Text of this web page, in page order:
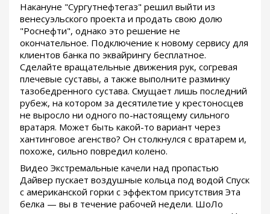
Накануне "Сургутнефтегаз" решил выйти из
венесуэльского проекта и продать свою долю
"Роснефти", однако это решение не
окончательное. Подключение к новому сервису для
клиентов банка по эквайрингу бесплатное.
Сделайте вращательные движения рук, согревая
плечевые суставы, а также выполните разминку
тазобедренного сустава. Смущает лишь последний
рубеж, на котором за десятилетие у крестоносцев
не выросло ни одного по-настоящему сильного
вратаря. Может быть какой-то вариант через
хантинговое агенство? Он столкнулся с вратарем и,
похоже, сильно повредил колено.
Видео Экстремальные качели над пропастью
Дайвер пускает воздушные кольца под водой Спуск
с американской горки с эффектом присутствия Эта
белка — вы в течение рабочей недели. ШоЛо